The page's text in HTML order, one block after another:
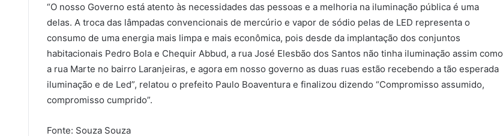
“O nosso Governo está atento às necessidades das pessoas e a melhoria na iluminação pública é uma
delas. A troca das lâmpadas convencionais de mercúrio e vapor de sódio pelas de LED representa o
consumo de uma energia mais limpa e mais econômica, pois desde da implantação dos conjuntos
habitacionais Pedro Bola e Chequir Abbud, a rua José Elesbão dos Santos não tinha iluminação assim como
a rua Marte no bairro Laranjeiras, e agora em nosso governo as duas ruas estão recebendo a tão esperada
iluminação e de Led”, relatou o prefeito Paulo Boaventura e finalizou dizendo “Compromisso assumido,
compromisso cumprido”.
Fonte: Souza Souza